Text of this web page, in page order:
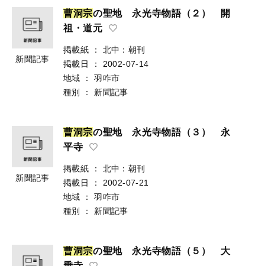
新聞記事
曹洞宗の聖地 永光寺物語（２） 開
祖・道元
掲載紙 ：
北中：朝刊
掲載日
：
2002-07-14
地域
：
羽咋市
種別
： 新聞記事
新聞記事
曹洞宗の聖地 永光寺物語（３） 永
平寺
掲載紙 ：
北中：朝刊
掲載日
：
2002-07-21
地域
：
羽咋市
種別
： 新聞記事
曹洞宗の聖地 永光寺物語（５） 大